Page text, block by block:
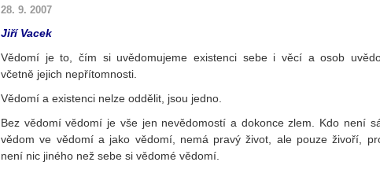
28. 9. 2007
Jiří Vacek
Vědomí je to, čím si uvědomujeme existenci sebe i věcí a osob
včetně jejich nepřítomnosti.
Vědomí a existenci nelze oddělit, jsou jedno.
Bez vědomí vědomí je vše jen nevědomostí a dokonce zlem. Kdo není
vědom ve vědomí a jako vědomí, nemá pravý život, ale pouze živoří,
není nic jiného než sebe si vědomé vědomí.